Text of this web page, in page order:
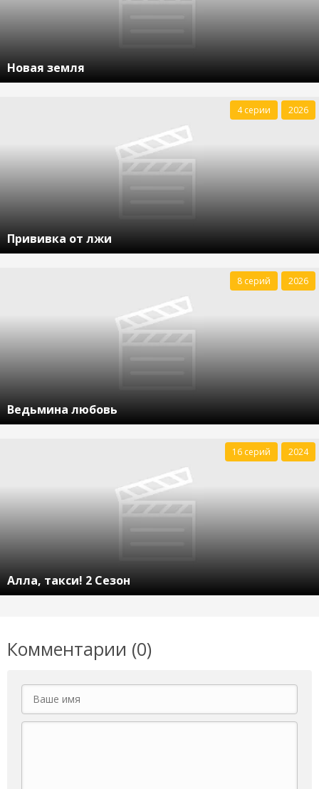
Новая земля
Прививка от лжи
4 серии 2026
Ведьмина любовь
8 серий 2026
Алла, такси! 2 Сезон
16 серий 2024
Комментарии (0)